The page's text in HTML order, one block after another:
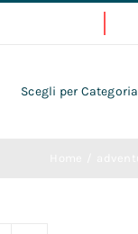
Scegli per Categoria